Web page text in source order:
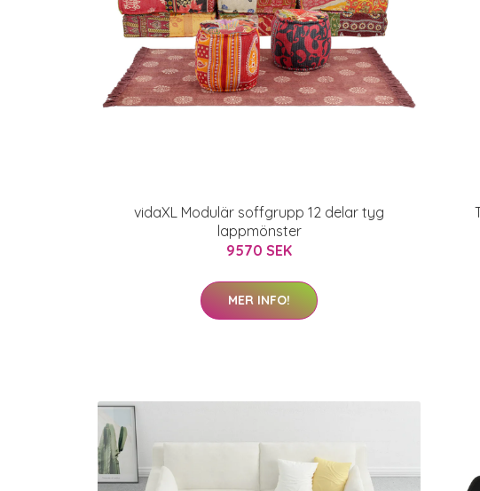
vidaXL Modulär soffgrupp 12 delar tyg
lappmönster
9570 SEK
MER INFO!